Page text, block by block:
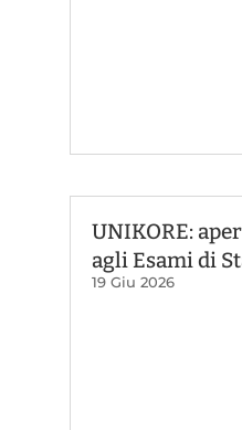
UNIKORE:
agli Esami di
19 Giu 2026